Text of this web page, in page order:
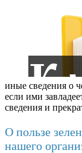
иные сведения о
если ими
сведения и
О пользе
нашего